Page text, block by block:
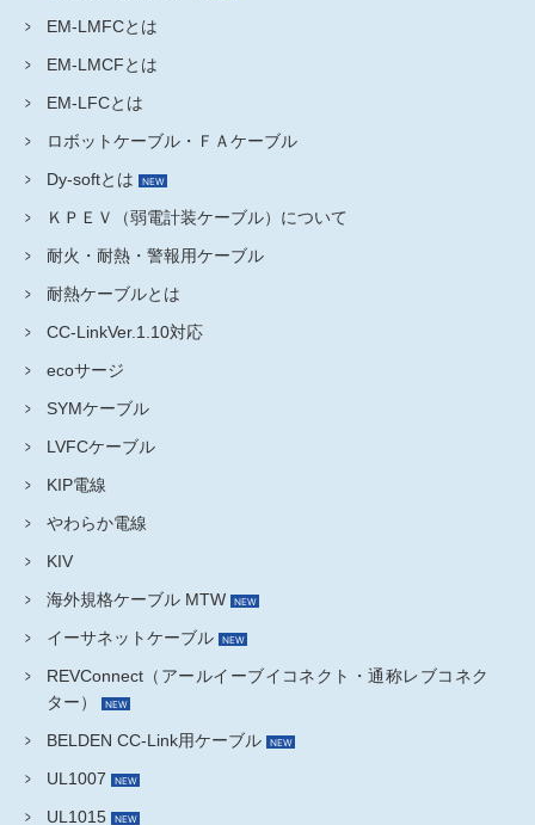
EM-LMFCとは
EM-LMCFとは
EM-LFCとは
ロボットケーブル・ＦＡケーブル
Dy-softとは
ＫＰＥＶ（弱電計装ケーブル）について
耐火・耐熱・警報用ケーブル
耐熱ケーブルとは
CC-LinkVer.1.10対応
ecoサージ
SYMケーブル
LVFCケーブル
KIP電線
やわらか電線
KIV
海外規格ケーブル MTW
イーサネットケーブル
REVConnect（アールイーブイコネクト・通称レブコネク
ター）
BELDEN CC-Link用ケーブル
UL1007
UL1015